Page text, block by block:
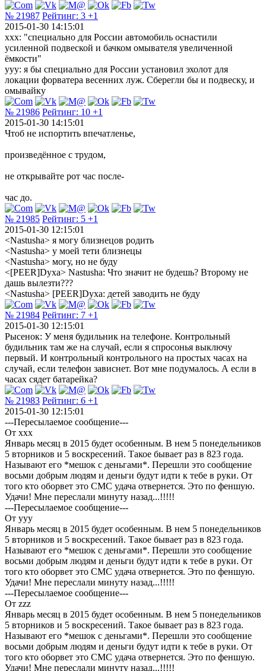
№ 21987 Рейтинг: 3 +1
2015-01-30 14:15:01
ххх: "специально для России автомобиль оснастили
усиленной подвеской и бачком омывателя увеличенной
ёмкости"
ууу: я бы специально для России установил эхолот для
локации форватера весенних луж. Сберегли бы и подвеску, и
омывайку
№ 21986 Рейтинг: 10 +1
2015-01-30 14:15:01
Чтоб не испортить впечатленье,
произведённое с трудом,
не открывайте рот час после-
час до.
№ 21985 Рейтинг: 5 +1
2015-01-30 12:15:01
<Nastusha> я могу близнецов родить
<Nastusha> у моей тети близнецы
<Nastusha> могу, но не буду
<[PEER]Dyxa> Nastusha: Что значит не будешь? Второму не
дашь вылезти???
<Nastusha> [PEER]Dyxa: детей заводить не буду
№ 21984 Рейтинг: 7 +1
2015-01-30 12:15:01
Рысенок: У меня будильник на телефоне. Контрольный
будильник там же на случай, если я спросонья выключу
первый. И контрольный контрольного на простых часах на
случай, если телефон зависнет. Вот мне подумалось. А если в
часах сядет батарейка?
№ 21983 Рейтинг: 6 +1
2015-01-30 12:15:01
---Пересылаемое сообщение---
От xxx
Январь месяц в 2015 будет особенным. В нем 5 понедельников
5 вторников и 5 воскресений. Такое бывает раз в 823 года.
Называют его *мешок с деньгами*. Перешли это сообщение
восьми добрым людям и деньги будут идти к тебе в руки. От
того кто оборвет это СМС удача отвернется. Это по феншую.
Удачи! Мне переслали минуту назад...!!!!!
---Пересылаемое сообщение---
От yyy
Январь месяц в 2015 будет особенным. В нем 5 понедельников
5 вторников и 5 воскресений. Такое бывает раз в 823 года.
Называют его *мешок с деньгами*. Перешли это сообщение
восьми добрым людям и деньги будут идти к тебе в руки. От
того кто оборвет это СМС удача отвернется. Это по феншую.
Удачи! Мне переслали минуту назад...!!!!!
---Пересылаемое сообщение---
От zzz
Январь месяц в 2015 будет особенным. В нем 5 понедельников
5 вторников и 5 воскресений. Такое бывает раз в 823 года.
Называют его *мешок с деньгами*. Перешли это сообщение
восьми добрым людям и деньги будут идти к тебе в руки. От
того кто оборвет это СМС удача отвернется. Это по феншую.
Удачи! Мне переслали минуту назад...!!!!!